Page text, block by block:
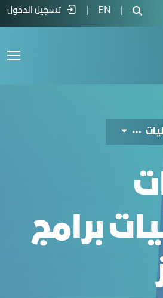
- غرفة جدة
EN تسجيل الدخول
برامج